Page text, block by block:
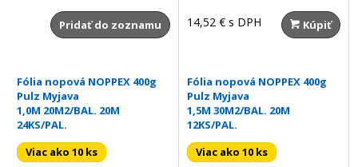
Pridať do zoznamu 14,52 € s DPH Kúpiť
Fólia nopová NOPPEX 400g
Pulz Myjava
1,0M 20M2/BAL. 20M
24KS/PAL.
Viac ako 10 ks
Fólia nopová NOPPEX 400g
Pulz Myjava
1,5M 30M2/BAL. 20M
12KS/PAL.
Viac ako 10 ks